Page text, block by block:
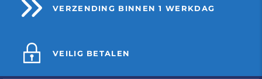
VERZENDING BINNEN 1 WERKDAG
VEILIG BETALEN